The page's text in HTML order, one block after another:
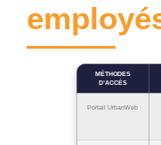
MÉTHODES
D’ACCÈS
Portail UrbanWeb